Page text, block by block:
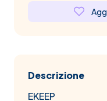
Descrizione
EKEEP